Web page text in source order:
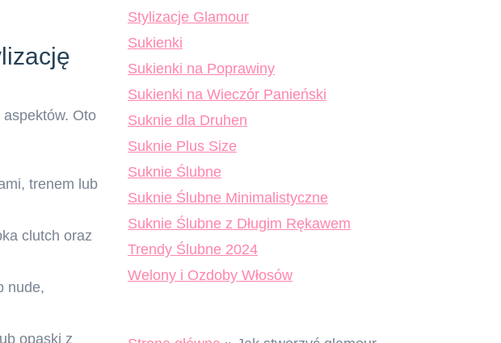
Oto
trenem lub
clutch oraz
nude,
opaski z
Stylizacje Glamour
Sukienki
Sukienki na Poprawiny
Sukienki na Wieczór Panieński
Suknie dla Druhen
Suknie Plus Size
Suknie Ślubne
Suknie Ślubne Minimalistyczne
Suknie Ślubne z Długim Rękawem
Trendy Ślubne 2024
Welony i Ozdoby Włosów